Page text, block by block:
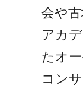
会や
アカ
たオ
コン